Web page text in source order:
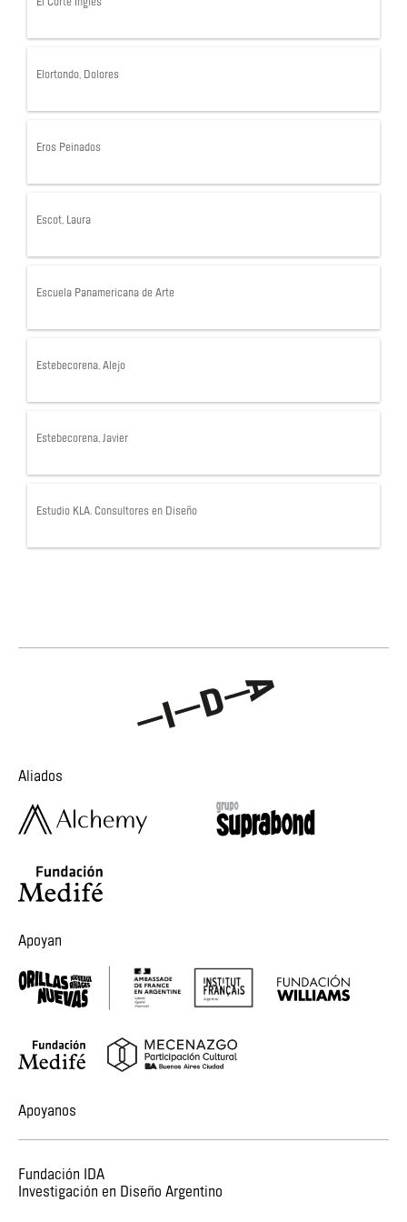
El Corte Inglés
Elortondo, Dolores
Eros Peinados
Escot, Laura
Escuela Panamericana de Arte
Estebecorena, Alejo
Estebecorena, Javier
Estudio KLA. Consultores en Diseño
Aliados
Apoyan
Apoyanos
Fundación IDA
Investigación en Diseño Argentino